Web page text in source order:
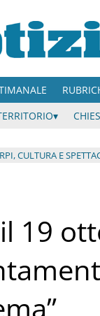
CULTURA E
19